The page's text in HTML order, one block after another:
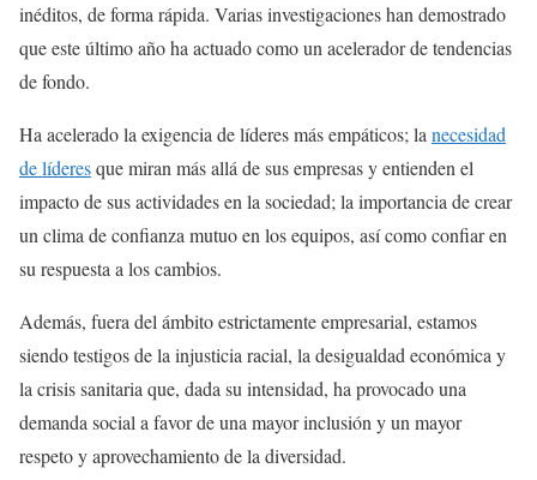
inéditos, de forma rápida. Varias investigaciones han demostrado
que este último año ha actuado como un acelerador de tendencias
de fondo.
Ha acelerado la exigencia de líderes más empáticos; la necesidad
de líderesque miran más allá de sus empresas y entienden el
impacto de sus actividades en la sociedad; la importancia de crear
un clima de confianza mutuo en los equipos, así como confiar en
su respuesta a los cambios.
Además, fuera del ámbito estrictamente empresarial, estamos
siendo testigos de la injusticia racial, la desigualdad económica y
la crisis sanitaria que, dada su intensidad, ha provocado una
demanda social a favor de una mayor inclusión y un mayor
respeto y aprovechamiento de la diversidad.